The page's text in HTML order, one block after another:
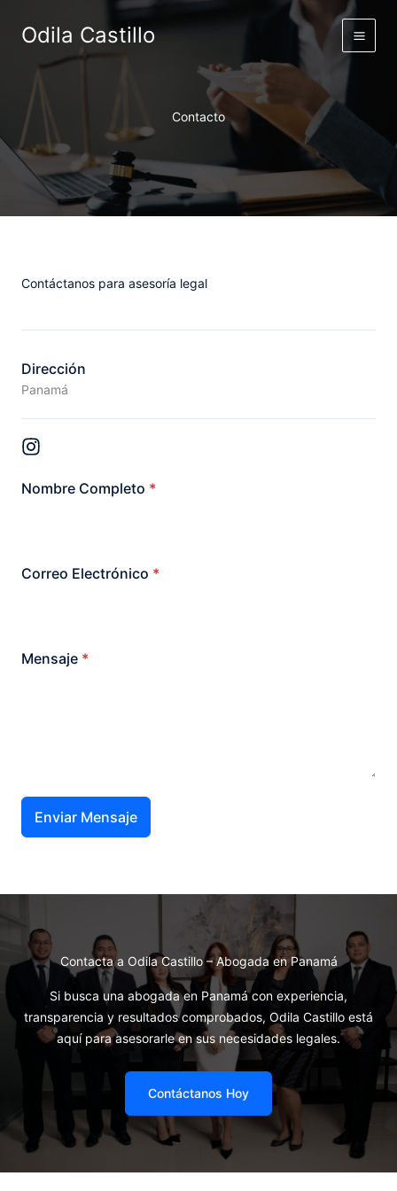
Odila Castillo
Contacto
Contáctanos para asesoría legal
Dirección
Panamá
Nombre Completo *
Correo Electrónico *
Mensaje *
Enviar Mensaje
Contacta a Odila Castillo – Abogada en Panamá
Si busca una abogada en Panamá con experiencia,
transparencia y resultados comprobados, Odila Castillo está
aquí para asesorarle en sus necesidades legales.
Contáctanos Hoy